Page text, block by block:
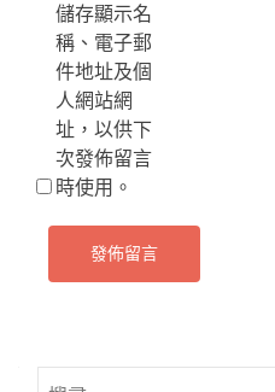
儲存顯示名
稱、電子郵
件地址及個
人網站網
址，以供下
次發佈留言
時使用。